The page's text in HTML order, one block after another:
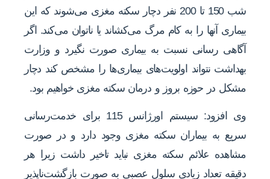
شب 150 تا 200 نفر دچار سکته مغزی می‌شوند که این
بیماری آنها را به کام مرگ می‌کشاند یا ناتوان می‌کند. اگر
آگاهی رسانی نسبت به بیماری صورت نگیرد و وزارت
بهداشت نتواند اولویت‌های بیماری‌ها را مشخص کند دچار
مشکل در حوزه بروز و درمان سکته مغزی خواهیم بود.
وی افزود: سیستم اورژانس 115 برای خدمت‌رسانی
سریع به بیماران سکته مغزی وجود دارد و در صورت
مشاهده علائم سکته مغزی نباید تاخیر داشت زیرا هر
دقیقه تعداد زیادی سلول عصبی به صورت بازگشت‌ناپذیر